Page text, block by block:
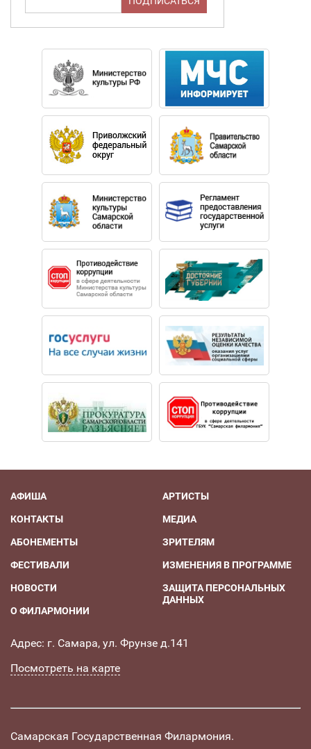
АФИША
КОНТАКТЫ
АБОНЕМЕНТЫ
ФЕСТИВАЛИ
НОВОСТИ
О ФИЛАРМОНИИ
АРТИСТЫ
МЕДИА
ЗРИТЕЛЯМ
ИЗМЕНЕНИЯ В ПРОГРАММЕ
ЗАЩИТА ПЕРСОНАЛЬНЫХ
ДАННЫХ
Адрес: г. Самара, ул. Фрунзе д.141
Посмотреть на карте
Самарская Государственная Филармония.